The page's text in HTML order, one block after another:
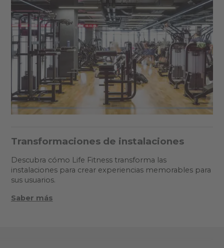
Transformaciones de instalaciones
Descubra cómo Life Fitness transforma las
instalaciones para crear experiencias memorables para
sus usuarios.
Saber más